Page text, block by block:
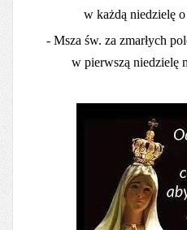
w każdą niedzielę
- Msza św. za zmarłych
w pierwszą niedzielę